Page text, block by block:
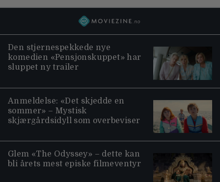
Den stjernespekkede nye
komedien «Pensjonskuppet» har
sluppet ny trailer
Anmeldelse: «Det skjedde en
sommer» – Mystisk
skjærgårdsidyll som overbeviser
Glem «The Odyssey» – dette kan
bli årets mest episke filmeventyr